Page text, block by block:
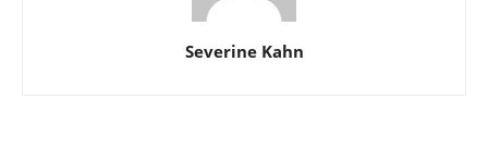
Severine Kahn